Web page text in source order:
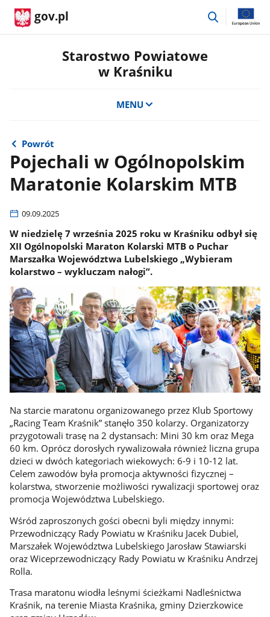
gov.pl
przejdź
Starostwo Powiatowe
w Kraśniku
MENU
Powrót
Pojechali w Ogólnopolskim
Maratonie Kolarskim MTB
09.09.2025
W niedzielę 7 września 2025 roku w Kraśniku odbył się
XII Ogólnopolski Maraton Kolarski MTB o Puchar
Marszałka Województwa Lubelskiego „Wybieram
kolarstwo – wykluczam nałogi”.
Na starcie maratonu organizowanego przez Klub Sportowy
„Racing Team Kraśnik” stanęło 350 kolarzy. Organizatorzy
przygotowali trasę na 2 dystansach: Mini 30 km oraz Mega
60 km. Oprócz dorosłych rywalizowała również liczna grupa
dzieci w dwóch kategoriach wiekowych: 6-9 i 10-12 lat.
Celem zawodów była promocja aktywności fizycznej –
kolarstwa, stworzenie możliwości rywalizacji sportowej oraz
promocja Województwa Lubelskiego.
Wśród zaproszonych gości obecni byli między innymi:
Przewodniczący Rady Powiatu w Kraśniku Jacek Dubiel,
Marszałek Województwa Lubelskiego Jarosław Stawiarski
oraz Wiceprzewodniczący Rady Powiatu w Kraśniku Andrzej
Rolla.
Trasa maratonu wiodła leśnymi ścieżkami Nadleśnictwa
Kraśnik, na terenie Miasta Kraśnika, gminy Dzierzkowice